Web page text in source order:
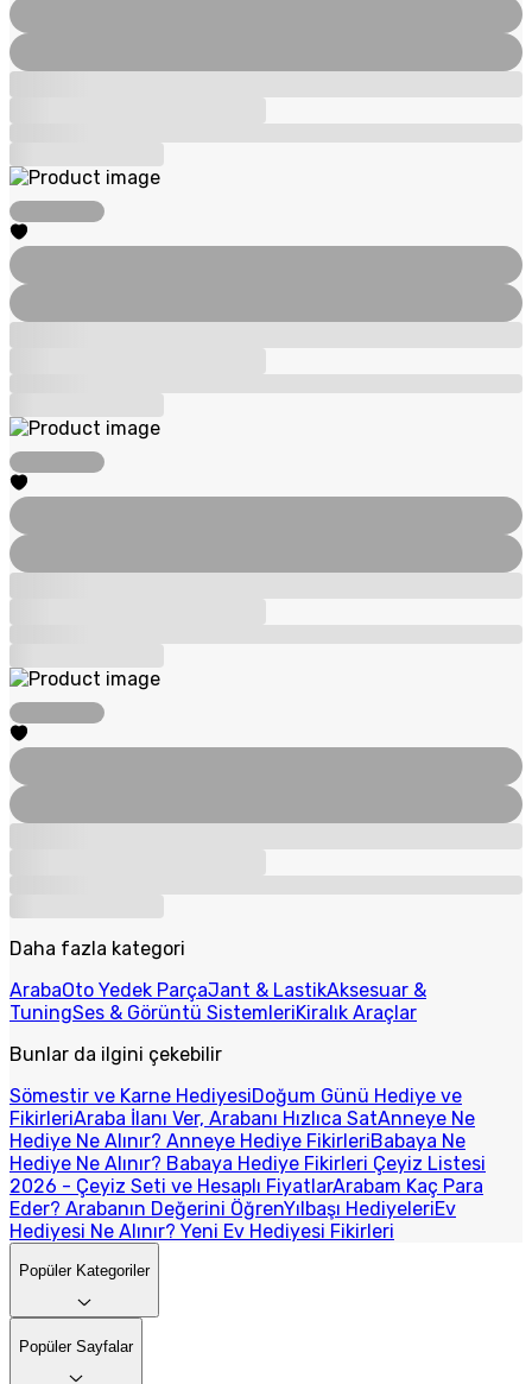
Daha fazla kategori
ArabaOto Yedek ParçaJant & LastikAksesuar &
TuningSes & Görüntü SistemleriKiralık Araçlar
Bunlar da ilgini çekebilir
Sömestir ve Karne HediyesiDoğum Günü Hediye ve
FikirleriAraba İlanı Ver, Arabanı Hızlıca SatAnneye Ne
Hediye Ne Alınır? Anneye Hediye FikirleriBabaya Ne
Hediye Ne Alınır? Babaya Hediye Fikirleri Çeyiz Listesi
2026 - Çeyiz Seti ve Hesaplı FiyatlarArabam Kaç Para
Eder? Arabanın Değerini ÖğrenYılbaşı HediyeleriEv
Hediyesi Ne Alınır? Yeni Ev Hediyesi Fikirleri
Popüler Kategoriler
Popüler Sayfalar